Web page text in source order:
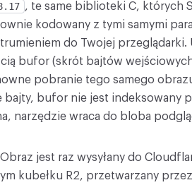
, te same biblioteki C, których
kodowany z tymi samymi
do Twojej przeglądarki.
bufor (skrót bajtów
pobranie tego samego
bajty, bufor nie jest indeksowany
narzędzie wraca do bloba
Obraz jest raz wysyłany do
kubełku R2, przetwarzany przez